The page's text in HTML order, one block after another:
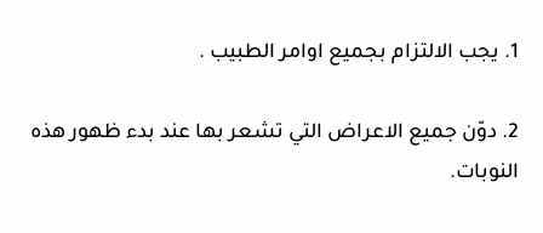
1. يجب الالتزام بجميع اوامر الطبيب .
2. دوّن جميع الاعراض التي تشعر بها عند بدء ظهور هذه
النوبات.